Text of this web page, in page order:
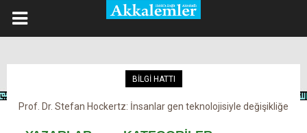
BİLGİ HATTI
Prof. Dr. Stefan Hockertz: İnsanlar gen teknolojisiyle değişikliğe
Kovid-19 aşısı, devşirme ve kobay!